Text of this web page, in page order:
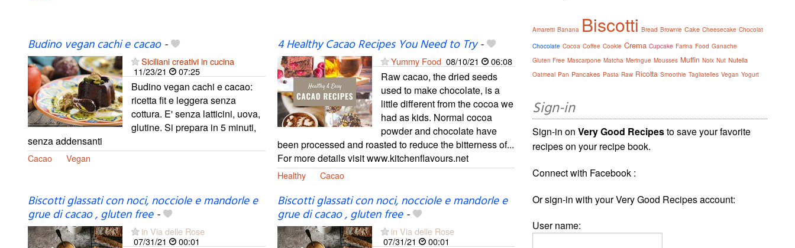
Budino vegan cachi e cacao-
Siciliani creativi in cucina
11/23/21
07:25
Budino vegan cachi e cacao:
ricetta fit e leggera senza
cottura. E' senza latticini, uova,
glutine. Si prepara in 5 minuti,
senza addensanti
Cacao Vegan
4 Healthy Cacao Recipes You Need to Try-
Yummy Food 08/10/21 06:08
Raw cacao, the dried seeds
used to make chocolate, is a
little different from the cocoa we
had as kids. Normal cocoa
powder and chocolate have
been processed and roasted to reduce the bitterness of...
For more details visit www.kitchenflavours.net
Healthy Cacao
Biscotti glassati con noci, nocciole e mandorle e
grue di cacao , gluten free-
in Via delle Rose
07/31/21
00:01
Biscotti glassati con noci, nocciole e mandorle e
grue di cacao , gluten free-
in Via delle Rose
07/31/21
00:01
Amaretti Banana Biscotti Bread Brownie Cake Cheesecake Chocolat
Chocolate Cocoa Coffee Cookie Crema Cupcake Farina Food Ganache
Gluten Free Mascarpone Matcha Meringue Mousses Muffin Noix Nut Nutella
Oatmeal Pan Pancakes Pasta Raw Ricotta Smoothie Tagliatelles Vegan Yogurt
Sign-in
Sign-in onVery Good Recipesto save your favorite
recipes on your recipe book.
Connect with Facebook :
Or sign-in with your Very Good Recipes account:
User name: